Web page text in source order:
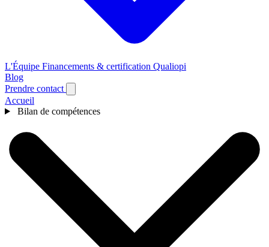
L'Équipe Financements & certification Qualiopi
Blog
Prendre contact
Accueil
Bilan de compétences